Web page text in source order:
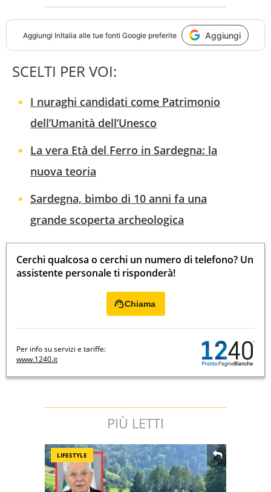
Aggiungi InItalia alle tue fonti Google preferite Aggiungi
SCELTI PER VOI:
I nuraghi candidati come Patrimonio
dell’Umanità dell’Unesco
La vera Età del Ferro in Sardegna: la
nuova teoria
Sardegna, bimbo di 10 anni fa una
grande scoperta archeologica
Cerchi qualcosa o cerchi un numero di telefono? Un
assistente personale ti risponderà!
Chiama
Per info su servizi e tariffe:
www.1240.it
PIÙ LETTI
LIFESTYLE